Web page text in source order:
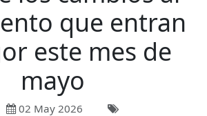
que entran
este mes de
mayo
02 May 2026